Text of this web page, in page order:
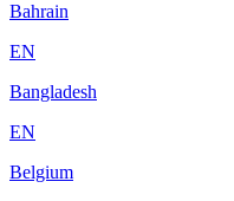
Bahrain
EN
Bangladesh
EN
Belgium